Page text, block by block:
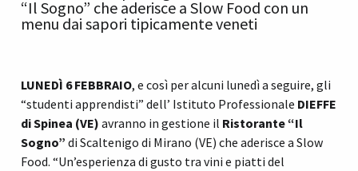
“Il Sogno” che aderisce a Slow Food con un
menu dai sapori tipicamente veneti
LUNEDÌ 6 FEBBRAIO, e così per alcuni lunedì a seguire, gli
“studenti apprendisti” dell’ Istituto Professionale DIEFFE
di Spinea (VE) avranno in gestione il Ristorante “Il
Sogno” di Scaltenigo di Mirano (VE) che aderisce a Slow
Food. “Un’esperienza di gusto tra vini e piatti del